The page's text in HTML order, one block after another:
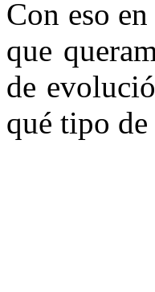
Con eso
que
de
qué tipo